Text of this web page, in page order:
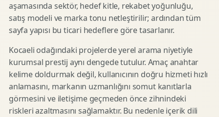
aşamasında sektör, hedef kitle, rekabet yoğunluğu,
satış modeli ve marka tonu netleştirilir; ardından tüm
sayfa yapısı bu ticari hedeflere göre tasarlanır.
Kocaeli odağındaki projelerde yerel arama niyetiyle
kurumsal prestij aynı dengede tutulur. Amaç anahtar
kelime doldurmak değil, kullanıcının doğru hizmeti hızlı
anlamasını, markanın uzmanlığını somut kanıtlarla
görmesini ve iletişime geçmeden önce zihnindeki
riskleri azaltmasını sağlamaktır. Bu nedenle içerik dili